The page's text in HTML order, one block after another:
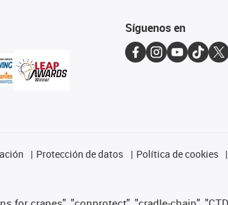
Síguenos en
Protección de datos Política de cookies